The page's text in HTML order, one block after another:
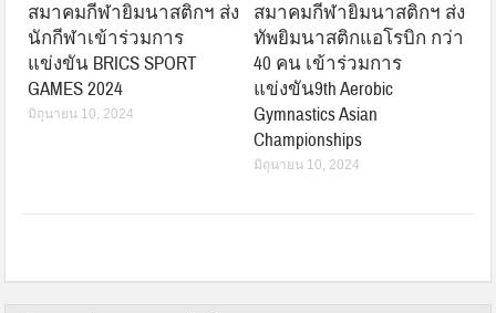
สมาคมกีฬายิมนาสติกฯ ส่ง
นักกีฬาเข้าร่วมการ
แข่งขัน BRICS SPORT
GAMES 2024
มิถุนายน 10, 2024
สมาคมกีฬายิมนาสติกฯ ส่ง
ทัพยิมนาสติกแอโรบิก กว่า
40 คน เข้าร่วมการ
แข่งขัน9th Aerobic
Gymnastics Asian
Championships
มิถุนายน 10, 2024